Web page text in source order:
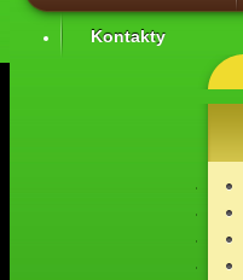
Kontakty